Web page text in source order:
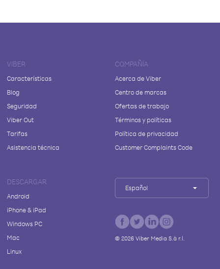
VIBER
Características
Blog
Seguridad
Viber Out
Tarifas
Asistencia técnica
COMPAÑÍA
Acerca de Viber
Centro de marcas
Ofertas de trabajo
Términos y políticas
Política de privacidad
Customer Complaints Code
DESCARGAR
Android
iPhone & iPad
Windows PC
Mac
Linux
Español
© 2026Viber Media S.à r.l.